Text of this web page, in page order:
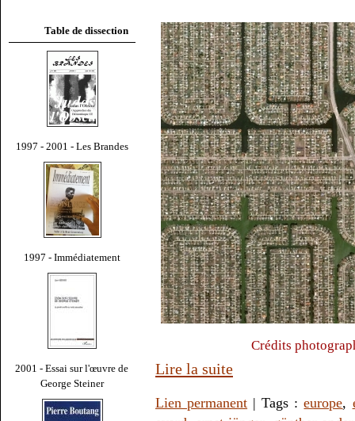
Table de dissection
1997 - 2001 - Les Brandes
1997 - Immédiatement
2001 - Essai sur l'œuvre de
George Steiner
Crédits
Lire la suite
Lien permanent | Tags :europe,